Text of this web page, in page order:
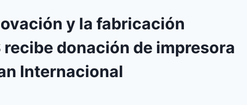
y la fabricación
recibe donación de impresora
Internacional